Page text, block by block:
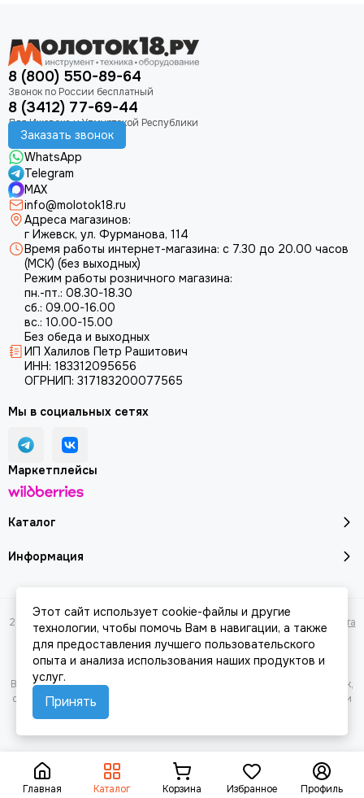
8 (800) 550-89-64
8 (3412) 77-69-44
Заказать звонок
WhatsApp
Telegram
MAX
info@molotok18.ru
Адреса магазинов:
г Ижевск, ул. Фурманова, 114
Время работы интернет-магазина: с 7.30 до 20.00 часов
(МСК) (без выходных)
Режим работы розничного магазина:
пн.-пт.: 08.30-18.30
сб.: 09.00-16.00
вс.: 10.00-15.00
Без обеда и выходных
ИП Халилов Петр Рашитович
ИНН: 183312095656
ОГРНИП: 317183200077565
Каталог
Информация
Мы в социальных сетях
Маркетплейсы
2026 © Молоток18.ру - инструмент, техника, оборудование. Карта сайта
Вся представленная на сайте информация, касающаяся характеристик,
стоимости товаров и услуг, носит информационный характер и ни при
каких условиях не является публичной офертой, определяемой
Главная Каталог Корзина Избранное Профиль
Этот сайт использует cookie-файлы и другие
технологии, чтобы помочь Вам в навигации, а также
для предоставления лучшего пользовательского
опыта и анализа использования наших продуктов и
услуг.
Принять